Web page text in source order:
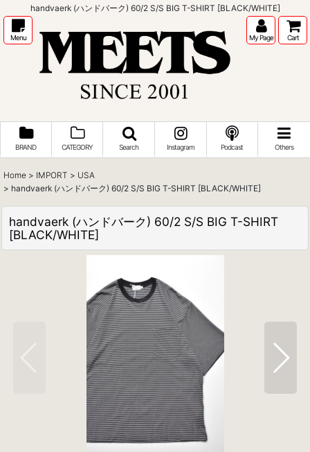
handvaerk (ハンドバーク) 60/2 S/S BIG T-SHIRT [BLACK/WHITE]
Menu My Page Cart
BRAND CATEGORY Search Instagram Podcast Others
Home > IMPORT > USA
> handvaerk (ハンドバーク) 60/2 S/S BIG T-SHIRT [BLACK/WHITE]
handvaerk (ハンドバーク) 60/2 S/S BIG T-SHIRT
[BLACK/WHITE]